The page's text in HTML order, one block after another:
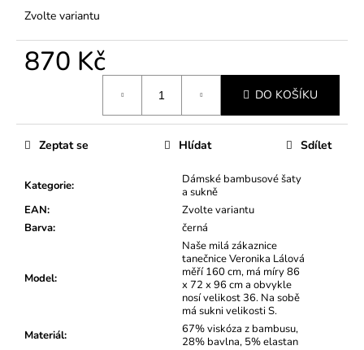
Zvolte variantu
870 Kč
DO KOŠÍKU
Kategorie:
Dámské bambusové šaty
a sukně
EAN:
Zvolte variantu
Barva: černá
Model:
Naše milá zákaznice
tanečnice Veronika Lálová
měří 160 cm, má míry 86
x 72 x 96 cm a obvykle
nosí velikost 36. Na sobě
má sukni velikosti S.
Materiál:
67% viskóza z bambusu,
28% bavlna, 5% elastan
Zeptat se Hlídat Sdílet